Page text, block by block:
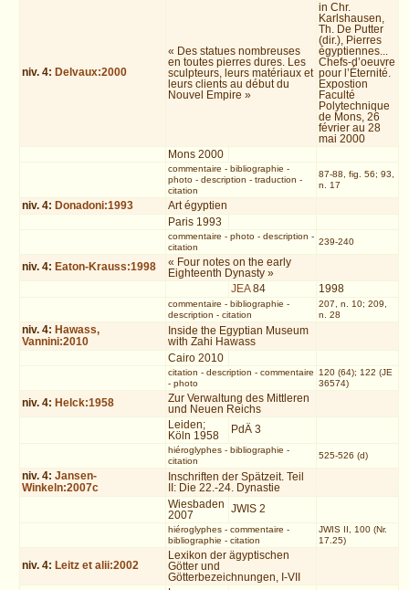
niv. 4: Delvaux:2000
« Des statues nombreuses
en toutes pierres dures. Les
sculpteurs, leurs matériaux et
leurs clients au début du
Nouvel Empire »
in Chr.
Karlshausen,
Th. De Putter
(dir.), Pierres
égyptiennes...
Chefs-d’oeuvre
pour l’Éternité.
Expostion
Faculté
Polytechnique
de Mons, 26
février au 28
mai 2000
Mons 2000
commentaire - bibliographie -
photo- description - traduction -
citation
87-88, fig. 56; 93,
n. 17
niv. 4: Donadoni:1993
Art égyptien
Paris 1993
commentaire - photo- description -
citation
239-240
niv. 4: Eaton-Krauss:1998
« Four notes on the early
Eighteenth Dynasty »
JEA84 1998
commentaire - bibliographie -
description - citation
207, n. 10; 209,
n. 28
niv. 4: Hawass,
Vannini:2010
Inside the Egyptian Museum
with Zahi Hawass
Cairo 2010
citation - description - commentaire
- photo
120 (64); 122 (JE
36574)
niv. 4: Helck:1958
Zur Verwaltung des Mittleren
und Neuen Reichs
Leiden;
Köln 1958
PdÄ 3
hiéroglyphes- bibliographie -
citation
525-526 (d)
niv. 4:Jansen-
Winkeln:2007c
Inschriften der Spätzeit. Teil
II: Die 22.-24. Dynastie
Wiesbaden
2007
JWIS 2
hiéroglyphes- commentaire -
bibliographie - citation
JWIS II, 100 (Nr.
17.25)
niv. 4: Leitz et alii:2002
Lexikon der ägyptischen
Götter und
Götterbezeichnungen, I-VII